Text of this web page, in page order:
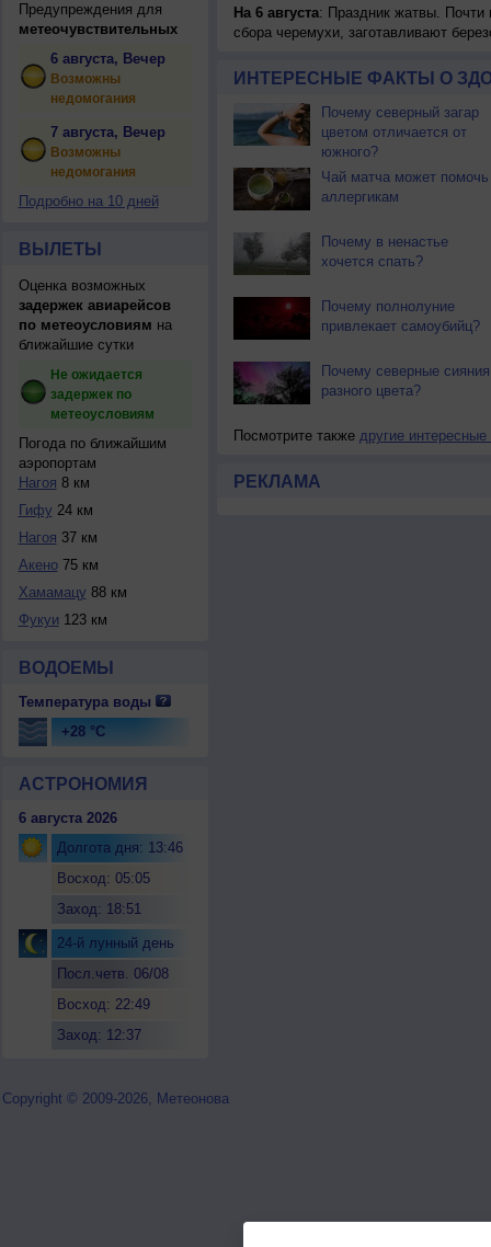
Предупреждения для
метеочувствительных
6 августа, Вечер
Возможны
недомогания
7 августа, Вечер
Возможны
недомогания
Подробно на 10 дней
ВЫЛЕТЫ
Оценка возможных
задержек авиарейсов
по метеоусловиям на
ближайшие сутки
Не ожидается
задержек по
метеоусловиям
Погода по ближайшим
аэропортам
Нагоя 8 км
Гифу 24 км
Нагоя 37 км
Акено75 км
Хамамацу 88 км
Фукуи 123 км
ВОДОЕМЫ
Температура воды
+28 °C
АСТРОНОМИЯ
6 августа 2026
Долгота дня: 13:46
Восход: 05:05
Заход: 18:51
24-й лунный день
Посл.четв. 06/08
Восход: 22:49
Заход: 12:37
На 6 августа: Праздник жатвы. Почти
сбора черемухи, заготавливают
ИНТЕРЕСНЫЕ ФАКТЫ О
Почему северный загар
цветом отличается от
южного?
Чай матча может помочь
аллергикам
Почему в ненастье
хочется спать?
Почему полнолуние
привлекает самоубийц?
Почему северные сияния
разного цвета?
Посмотрите также другие интересные
РЕКЛАМА
Copyright © 2009-2026, Метеонова